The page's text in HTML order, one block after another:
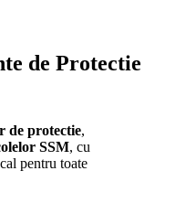
de Protectie
de protectie,
SSM, cu
pentru toate